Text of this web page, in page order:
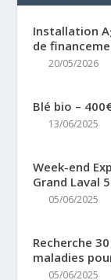
Installation
de
20/05/2026
Blé bio –
13/06/2025
Week-end
Grand Laval
05/06/2025
Recherche
maladies
05/06/2025